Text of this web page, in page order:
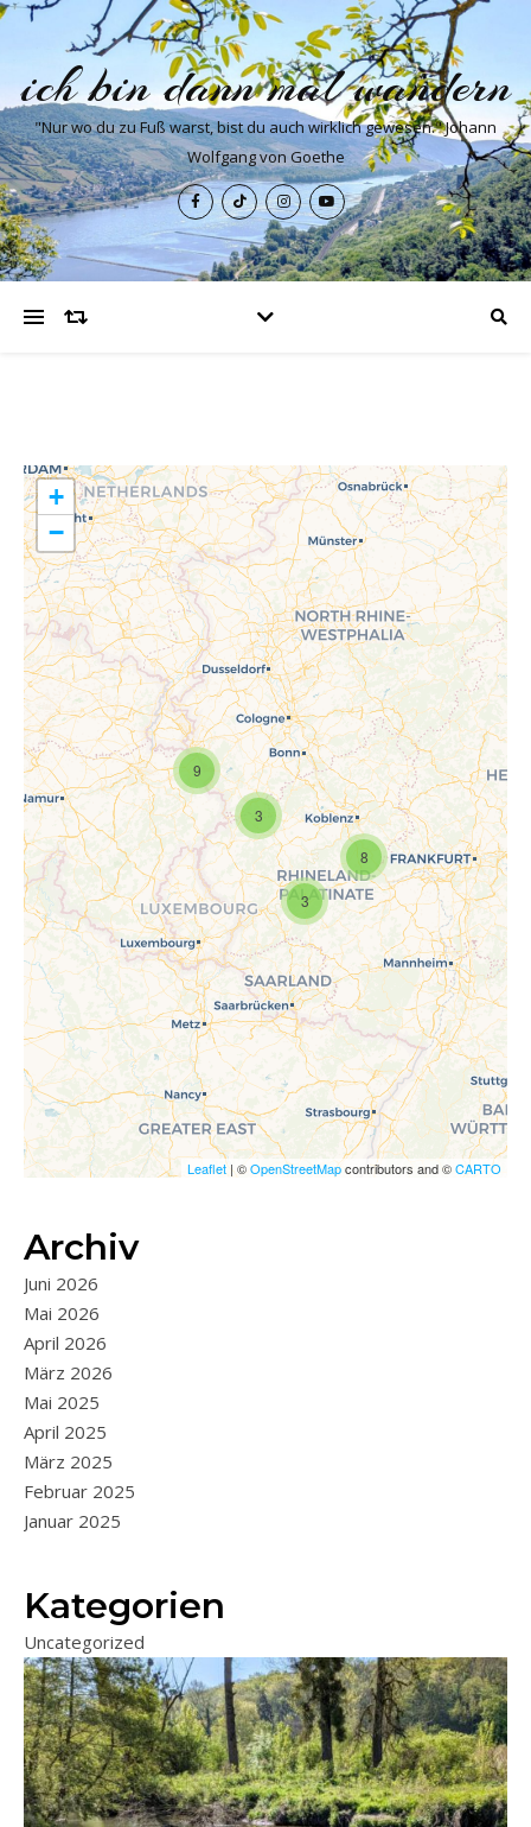
ich bin dann mal wandern
"Nur wo du zu Fuß warst, bist du auch wirklich gewesen." Johann
Wolfgang von Goethe
Travelers' Map wird geladen …
Wenn du dies siehst, nachdem
deine Seite vollständig geladen
wurde, fehlen leafletJS-Dateien.
3
8
3
9
+
−
Leaflet| ©OpenStreetMapcontributors and ©CARTO
Archiv
Juni 2026
Mai 2026
April 2026
März 2026
Mai 2025
April 2025
März 2025
Februar 2025
Januar 2025
Kategorien
Uncategorized